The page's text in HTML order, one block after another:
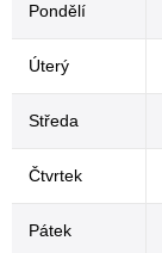
Pondělí
Úterý
Středa
Čtvrtek
Pátek